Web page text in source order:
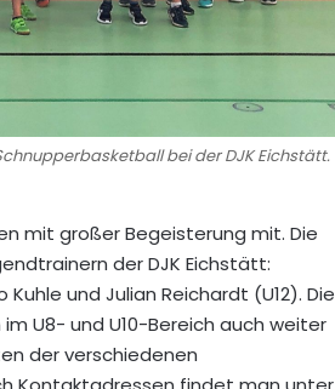
bei der DJK Eichstätt.
mit großer Begeisterung mit. Die
der DJK Eichstätt:
und Julian Reichardt (U12). Die
U8- und U10-Bereich auch weiter
der verschiedenen